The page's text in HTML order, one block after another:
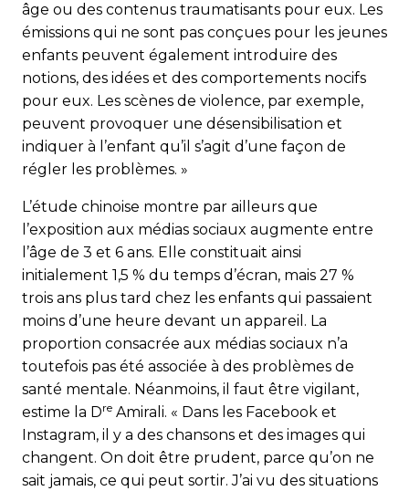
âge ou des contenus traumatisants pour eux. Les
émissions qui ne sont pas conçues pour les jeunes
enfants peuvent également introduire des
notions, des idées et des comportements nocifs
pour eux. Les scènes de violence, par exemple,
peuvent provoquer une désensibilisation et
indiquer à l’enfant qu’il s’agit d’une façon de
régler les problèmes. »
L’étude chinoise montre par ailleurs que
l’exposition aux médias sociaux augmente entre
l’âge de 3 et 6 ans. Elle constituait ainsi
initialement 1,5 % du temps d’écran, mais 27 %
trois ans plus tard chez les enfants qui passaient
moins d’une heure devant un appareil. La
proportion consacrée aux médias sociaux n’a
toutefois pas été associée à des problèmes de
santé mentale. Néanmoins, il faut être vigilant,
estime la Dre Amirali. « Dans les Facebook et
Instagram, il y a des chansons et des images qui
changent. On doit être prudent, parce qu’on ne
sait jamais, ce qui peut sortir. J’ai vu des situations